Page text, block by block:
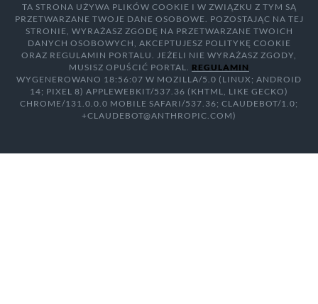
TA STRONA UŻYWA PLIKÓW COOKIE I W ZWIĄZKU Z TYM SĄ
PRZETWARZANE TWOJE DANE OSOBOWE. POZOSTAJĄC NA TEJ
STRONIE, WYRAŻASZ ZGODĘ NA PRZETWARZANE TWOICH
DANYCH OSOBOWYCH, AKCEPTUJESZ POLITYKĘ COOKIE
ORAZ REGULAMIN PORTALU. JEŻELI NIE WYRAŻASZ ZGODY,
MUSISZ OPUŚCIĆ PORTAL. REGULAMIN
WYGENEROWANO 18:56:07 W MOZILLA/5.0 (LINUX; ANDROID
14; PIXEL 8) APPLEWEBKIT/537.36 (KHTML, LIKE GECKO)
CHROME/131.0.0.0 MOBILE SAFARI/537.36; CLAUDEBOT/1.0;
+CLAUDEBOT@ANTHROPIC.COM)